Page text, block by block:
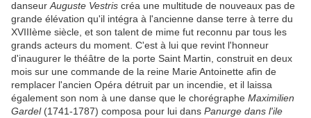
danseur Auguste Vestris créa une multitude de nouveaux pas de
grande élévation qu'il intégra à l'ancienne danse terre à terre du
XVIIIème siècle, et son talent de mime fut reconnu par tous les
grands acteurs du moment. C'est à lui que revint l'honneur
d'inaugurer le théâtre de la porte Saint Martin, construit en deux
mois sur une commande de la reine Marie Antoinette afin de
remplacer l'ancien Opéra détruit par un incendie, et il laissa
également son nom à une danse que le chorégraphe Maximilien
Gardel (1741-1787) composa pour lui dans Panurge dans l'ile